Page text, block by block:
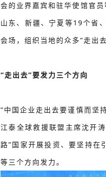
会的业界嘉宾和驻华使馆官
山东、新疆、宁夏等19个省
会场，组织当地的众多“走出
“走出去”要发力三个方向
“中国企业走出去要谨慎而坚
江泰全球救援联盟主席沈开
路”国家开展投资、要坚持在
等三个方向发力。